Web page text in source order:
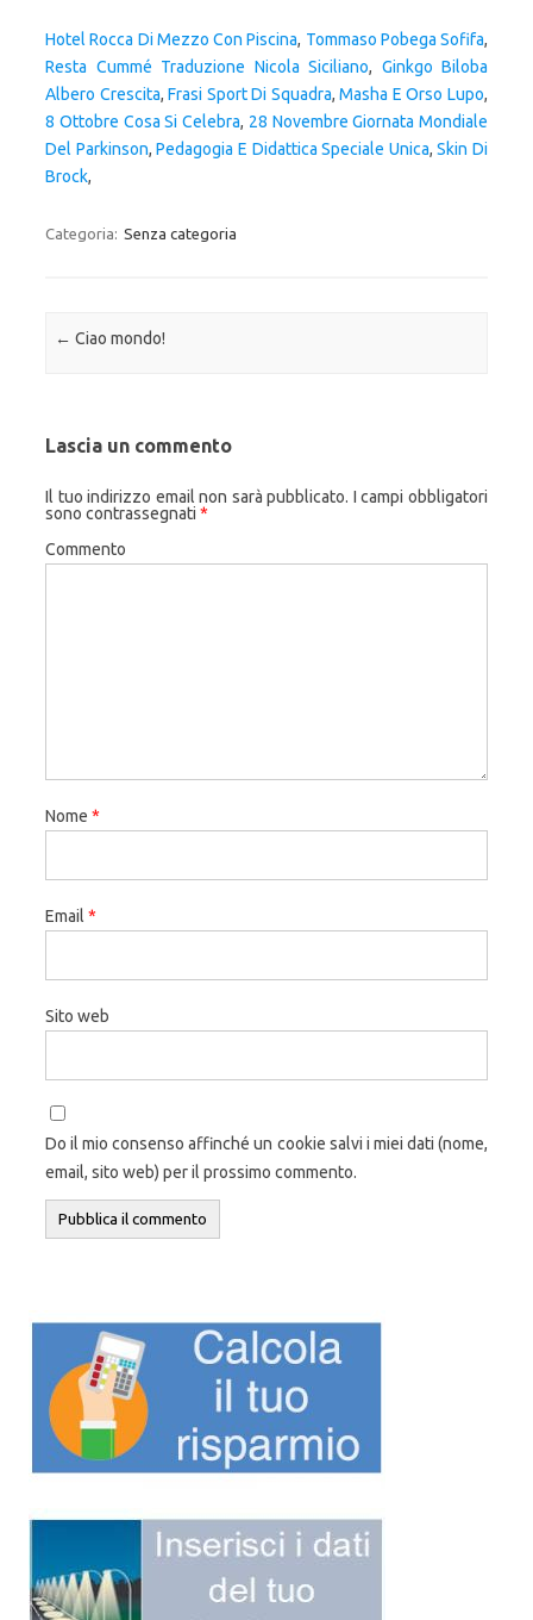
Hotel Rocca Di Mezzo Con Piscina, Tommaso Pobega Sofifa,
Resta Cummé Traduzione Nicola Siciliano, Ginkgo Biloba
Albero Crescita,Frasi Sport Di Squadra,Masha E Orso Lupo,
8 Ottobre Cosa Si Celebra, 28 Novembre Giornata Mondiale
Del Parkinson,Pedagogia E Didattica Speciale Unica,Skin Di
Brock,
Categoria: Senza categoria
Navigazione articolo
← Ciao mondo!
Lascia un commento
Il tuo indirizzo email non sarà pubblicato. I campi obbligatori
sono contrassegnati *
Commento
Nome *
Email *
Sito web
Do il mio consenso affinché un cookie salvi i miei dati (nome,
email, sito web) per il prossimo commento.